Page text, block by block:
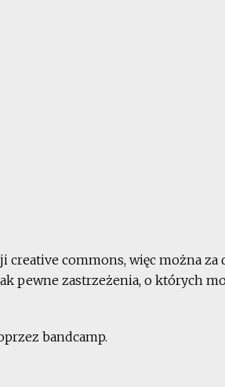
creative commons, więc można
pewne zastrzeżenia, o których
bandcamp.